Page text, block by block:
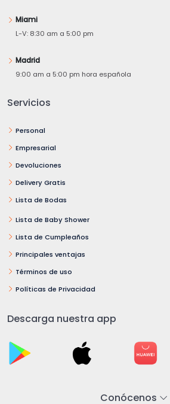
Miami
L-V: 8:30 am a 5:00 pm
Madrid
9:00 am a 5:00 pm hora española
Servicios
Personal
Empresarial
Devoluciones
Delivery Gratis
Lista de Bodas
Lista de Baby Shower
Lista de Cumpleaños
Principales ventajas
Términos de uso
Políticas de Privacidad
Descarga nuestra app
Conócenos